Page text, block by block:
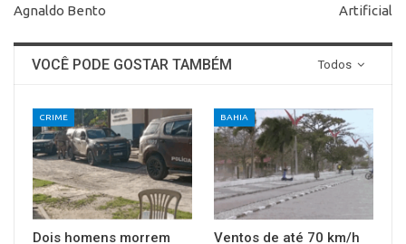
Agnaldo Bento
Artificial
Todos
VOCÊ PODE GOSTAR TAMBÉM
CRIME
Dois homens morrem
BAHIA
Ventos de até 70 km/h